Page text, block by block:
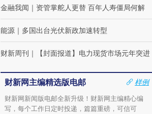
金融我闻 ｜ 资管掌舵人更替 百年人寿僵局何解
能源 ｜ 多国出台光伏新政加速转型
财新周刊 ｜ 【封面报道】电力现货市场元年突进
财新网主编精选版电邮
样例
财新网新闻版电邮全新升级！财新网主编精心编
写，每个工作日定时投递，篇篇重磅，可信可